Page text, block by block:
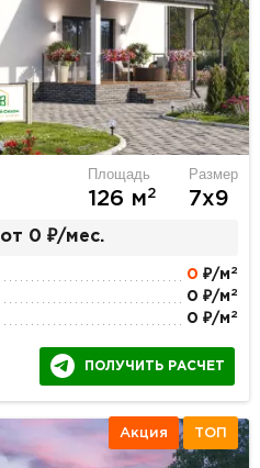
Площадь
126 м2
Размер
7х9
от 0 ₽/мес.
0 ₽/м 2
0 ₽/м 2
0 ₽/м 2
ПОЛУЧИТЬ РАСЧЕТ
Акция ТОП